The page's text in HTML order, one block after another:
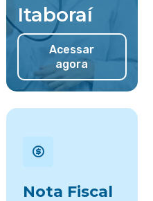
Itaboraí
Acessar
agora
Nota Fiscal